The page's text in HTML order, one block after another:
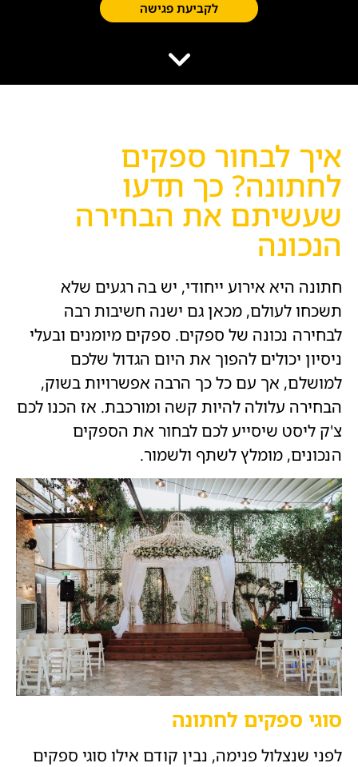
הוסף קו תחתון לקישורים
לקביעת פגישה
איך לבחור ספקים
לחתונה? כך תדעו
שעשיתם את הבחירה
הנכונה
חתונה היא אירוע ייחודי, יש בה רגעים שלא
תשכחו לעולם, מכאן גם ישנה חשיבות רבה
לבחירה נכונה של ספקים. ספקים מיומנים ובעלי
ניסיון יכולים להפוך את היום הגדול שלכם
למושלם, אך עם כל כך הרבה אפשרויות בשוק,
הבחירה עלולה להיות קשה ומורכבת. אז הכנו לכם
צ'ק ליסט שיסייע לכם לבחור את הספקים
הנכונים, מומלץ לשתף ולשמור.
סוגי ספקים לחתונה
לפני שנצלול פנימה, נבין קודם אילו סוגי ספקים